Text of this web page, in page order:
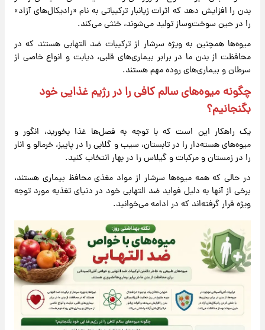
بدن را افزایش دهد که اثرات زیانبار ترکیباتی به نام «رادیکال‌های آزاد»
را در حین سوخت‌وساز تولید می‌شوند، خنثی می‌کند.
میوه‌ها همچنین به ویژه سرشار از ترکیبات ضد التهابی هستند که در
محافظت از بدن ما در برابر بیماری‌های قلبی، دیابت و انواع خاصی از
سرطان و بیماری‌های روده مهم هستند.
چگونه میوه‌های سالم کافی را در رژیم غذایی خود
بگنجانیم؟
یک راهکار این است که با توجه به فصل‌ها غذا بخورید، انگور و
میوه‌های هسته‌دار را در تابستان، سیب و گلابی را در پاییز، خرمالو و انار
را در زمستان و مرکبات و گیلاس را در بهار انتخاب کنید.
در حالی که همه میوه‌ها سرشار از مواد مغذی محافظ بیماری هستند،
برخی از آنها به دلیل فواید ضد التهابی خود در دنیای تغذیه مورد توجه
ویژه قرار گرفته‌اند که در ادامه می‌خوانید.